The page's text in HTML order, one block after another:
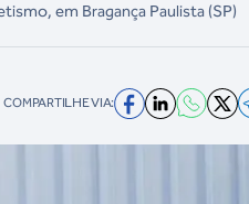
em Bragança Paulista (SP)
COMPARTILHE VIA: